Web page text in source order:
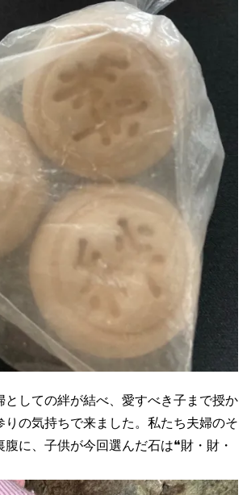
としての絆が結べ、愛すべき子まで授か
りの気持ちで来ました。私たち夫婦のそ
腹に、子供が今回選んだ石は❝財・財・